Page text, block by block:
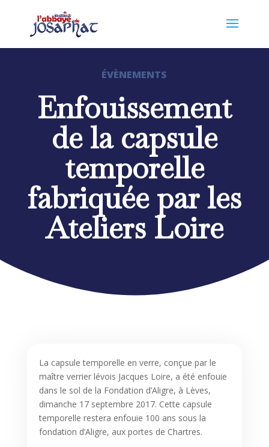
ÉVÈNEMENTS
Enfouissement
de la capsule
temporelle
fabriquée par les
Ateliers Loire
La capsule temporelle en verre, conçue par le
maître verrier lévois Jacques Loire, a été enfouie
dans le sol de la Fondation d’Aligre, à Lèves,
dimanche 17 septembre 2017. Cette capsule
temporelle restera enfouie 100 ans sous la
fondation d’Aligre, aux portes de Chartres.